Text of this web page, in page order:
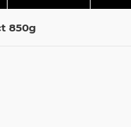
850g